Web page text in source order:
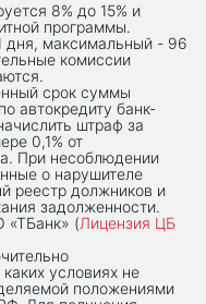
8% до 15% и
программы.
дня, максимальный - 96
комиссии
срок суммы
автокредиту банк-
штраф за
0,1% от
При несоблюдении
о нарушителе
реестр должников и
задолженности.
«ТБанк» (Лицензия ЦБ
условиях не
положениями